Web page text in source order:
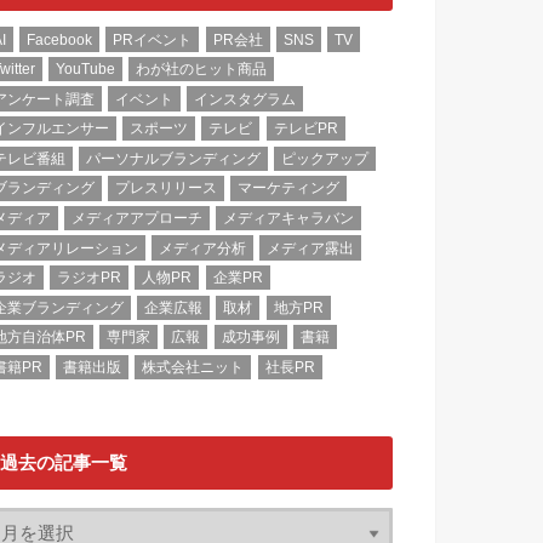
Facebook PRイベント PR会社 SNS
TV
YouTube
わが社のヒット商品
ンケート調査
イベント
インスタグラム
ンフルエンサー
スポーツ テレビ
テレビPR
レビ番組
パーソナルブランディング
ピックアップ
ランディング
プレスリリース
マーケティング
ディア
メディアアプローチ
メディアキャラバン
ディアリレーション
メディア分析
メディア露出
ジオ
ラジオPR 人物PR
企業PR
業ブランディング
企業広報 取材
地方PR
方自治体PR
専門家 広報 成功事例
書籍
籍PR
書籍出版 株式会社ニット 社長PR
過去の記事一覧